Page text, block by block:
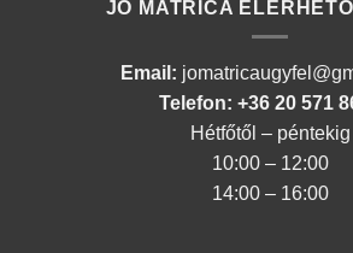
JÓ MATRICA
Email:
Telefon: +36 20 571
Hétfőtől – péntekig
10:00 – 12:00
14:00 – 16:00